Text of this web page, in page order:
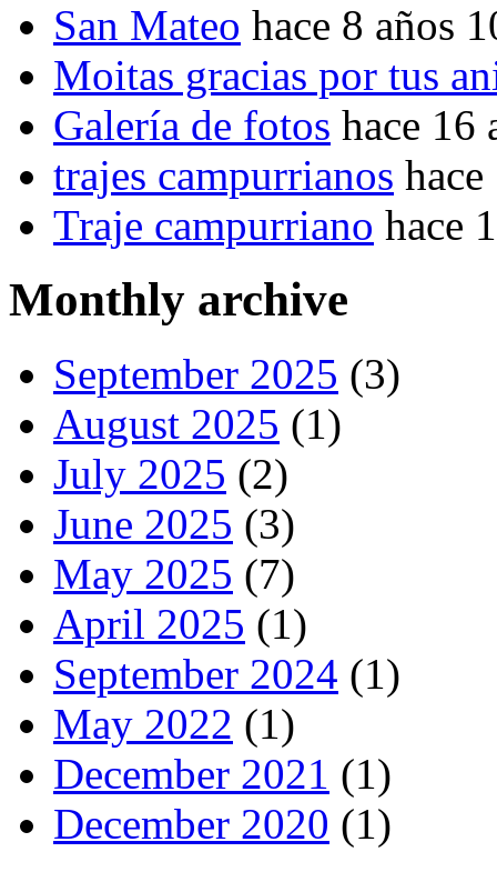
San Mateo hace 8 años
Moitas gracias por tus
Galería de fotos hace 16
trajes campurrianos
Traje campurriano hace
Monthly archive
September 2025 (3)
August 2025 (1)
July 2025 (2)
June 2025 (3)
May 2025 (7)
April 2025 (1)
September 2024 (1)
May 2022 (1)
December 2021 (1)
December 2020 (1)